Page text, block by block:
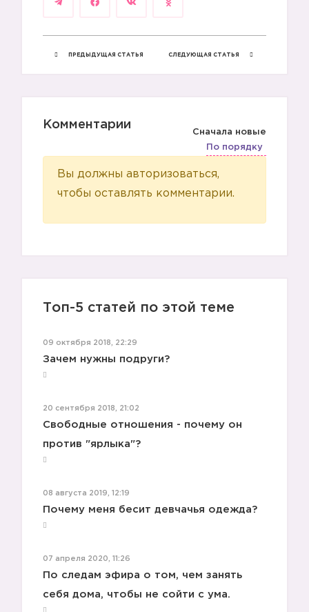
ПРЕДЫДУЩАЯ СТАТЬЯ СЛЕДУЮЩАЯ СТАТЬЯ
Комментарии
Сначала новые
По порядку
Вы должны авторизоваться,
чтобы оставлять комментарии.
Топ-5 статей по этой теме
09 октября 2018, 22:29
Зачем нужны подруги?
20 сентября 2018, 21:02
Свободные отношения - почему он
против "ярлыка"?
08 августа 2019, 12:19
Почему меня бесит девчачья одежда?
07 апреля 2020, 11:26
По следам эфира о том, чем занять
себя дома, чтобы не сойти с ума. ⠀